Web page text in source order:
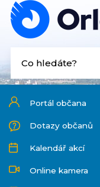
Portál občana
Dotazy občanů
Kalendář akcí
Online kamera